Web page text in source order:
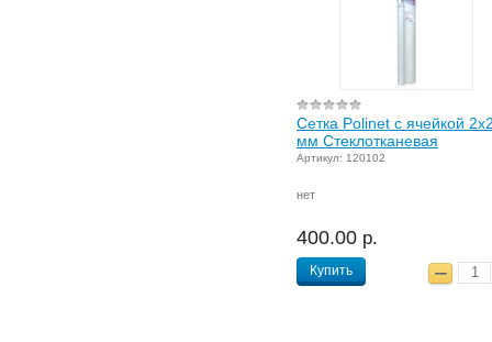
Сетка Polinet с ячейкой
мм Стеклотканевая
Артикул: 120102
нет
400.00 р.
Купить